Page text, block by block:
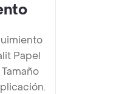
Papel